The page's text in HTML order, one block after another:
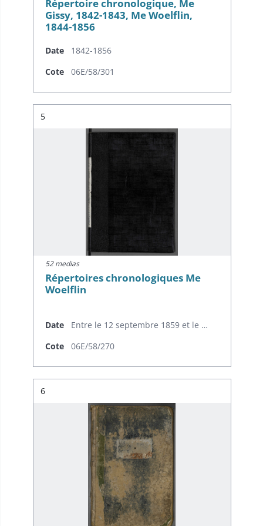
Répertoire chronologique, Me
Gissy, 1842-1843, Me Woelflin,
1844-1856
Date
1842-1856
Cote
06E/58/301
Résultat n°
5
52 medias
Répertoires chronologiques Me
Woelflin
Date
Entre le 12 septembre 1859 et le 16 septembre 1867
Cote
06E/58/270
Résultat n°
6